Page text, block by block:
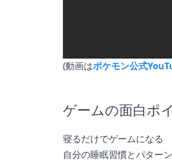
(動画はポケモン公式
ゲームの面白ポ
寝るだけでゲームになる
自分の睡眠習慣とパター